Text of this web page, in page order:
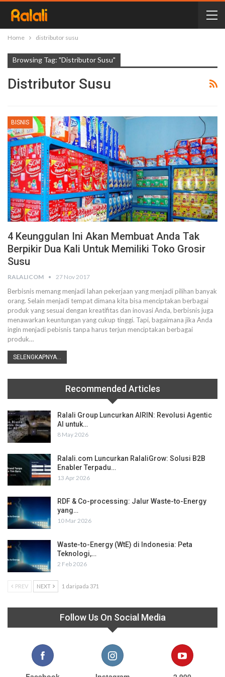
Home distributor susu
Browsing Tag: "distributor Susu"
Distributor Susu
BISNIS
4 Keunggulan Ini Akan Membuat Anda Tak
Berpikir Dua Kali Untuk Memiliki Toko Grosir
Susu
RALALICOM 27 Nov 2017
Berbisnis memang menjadi lahan pekerjaan yang menjadi pilihan banyak
orang. Selain menjadi tempat dimana kita bisa menciptakan berbagai
produk yang sesuai dengan kreatifitas dan inovasi Anda, berbisnis juga
menawarkan keuntungan yang cukup tinggi. Tapi, bagaimana jika Anda
ingin menjadi pebisnis tanpa harus terjun menciptakan berbagai
produk…
SELENGKAPNYA...
Recommended Articles
Ralali Group Luncurkan AIRIN: Revolusi Agentic
AI untuk…
8 May 2026
Ralali.com Luncurkan RalaliGrow: Solusi B2B
Enabler Terpadu…
13 Apr 2026
RDF & Co-processing: Jalur Waste-to-Energy
yang…
10 Mar 2026
Waste-to-Energy (WtE) di Indonesia: Peta
Teknologi,…
2 Feb 2026
PREV NEXT 1 daripada 371
Follow Us On Social Media